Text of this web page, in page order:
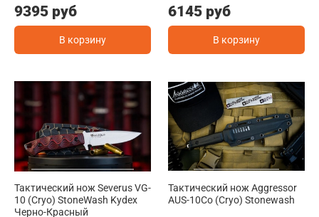
9395 руб
В корзину
6145 руб
В корзину
Тактический нож Severus VG-
10 (Cryo) StoneWash Kydex
Черно-Красный
Тактический нож Aggressor
AUS-10Co (Cryo) Stonewash